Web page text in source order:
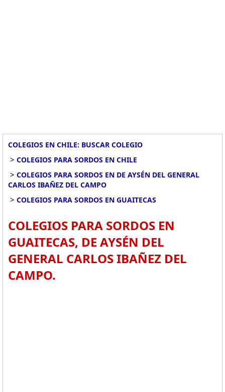
COLEGIOS EN CHILE: BUSCAR COLEGIO
> COLEGIOS PARA SORDOS EN CHILE
> COLEGIOS PARA SORDOS EN DE AYSÉN DEL GENERAL
CARLOS IBAÑEZ DEL CAMPO
> COLEGIOS PARA SORDOS EN GUAITECAS
COLEGIOS PARA SORDOS EN
GUAITECAS, DE AYSÉN DEL
GENERAL CARLOS IBAÑEZ DEL
CAMPO.